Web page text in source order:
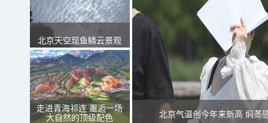
北京天空现鱼鳞云景观
走进青海祁连 邂逅一场
大自然的顶级配色
北京气温创今年来新高 焖蒸